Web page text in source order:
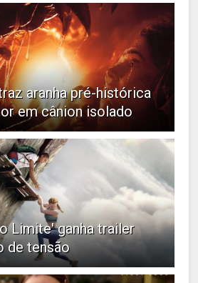
aranha pré-histórica
em cânion isolado
Limite' ganha trailer
de tensão